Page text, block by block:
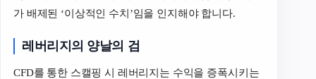
가 배제된 ‘이상적인 수치’임을 인지해야 합니다.
레버리지의 양날의 검
CFD를 통한 스캘핑 시 레버리지는 수익을 증폭시키는